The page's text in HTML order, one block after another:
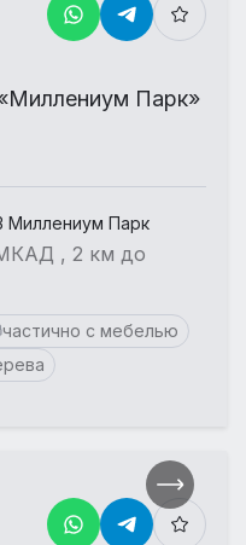
Парк»
Миллениум Парк
, 2 км до
частично с мебелью